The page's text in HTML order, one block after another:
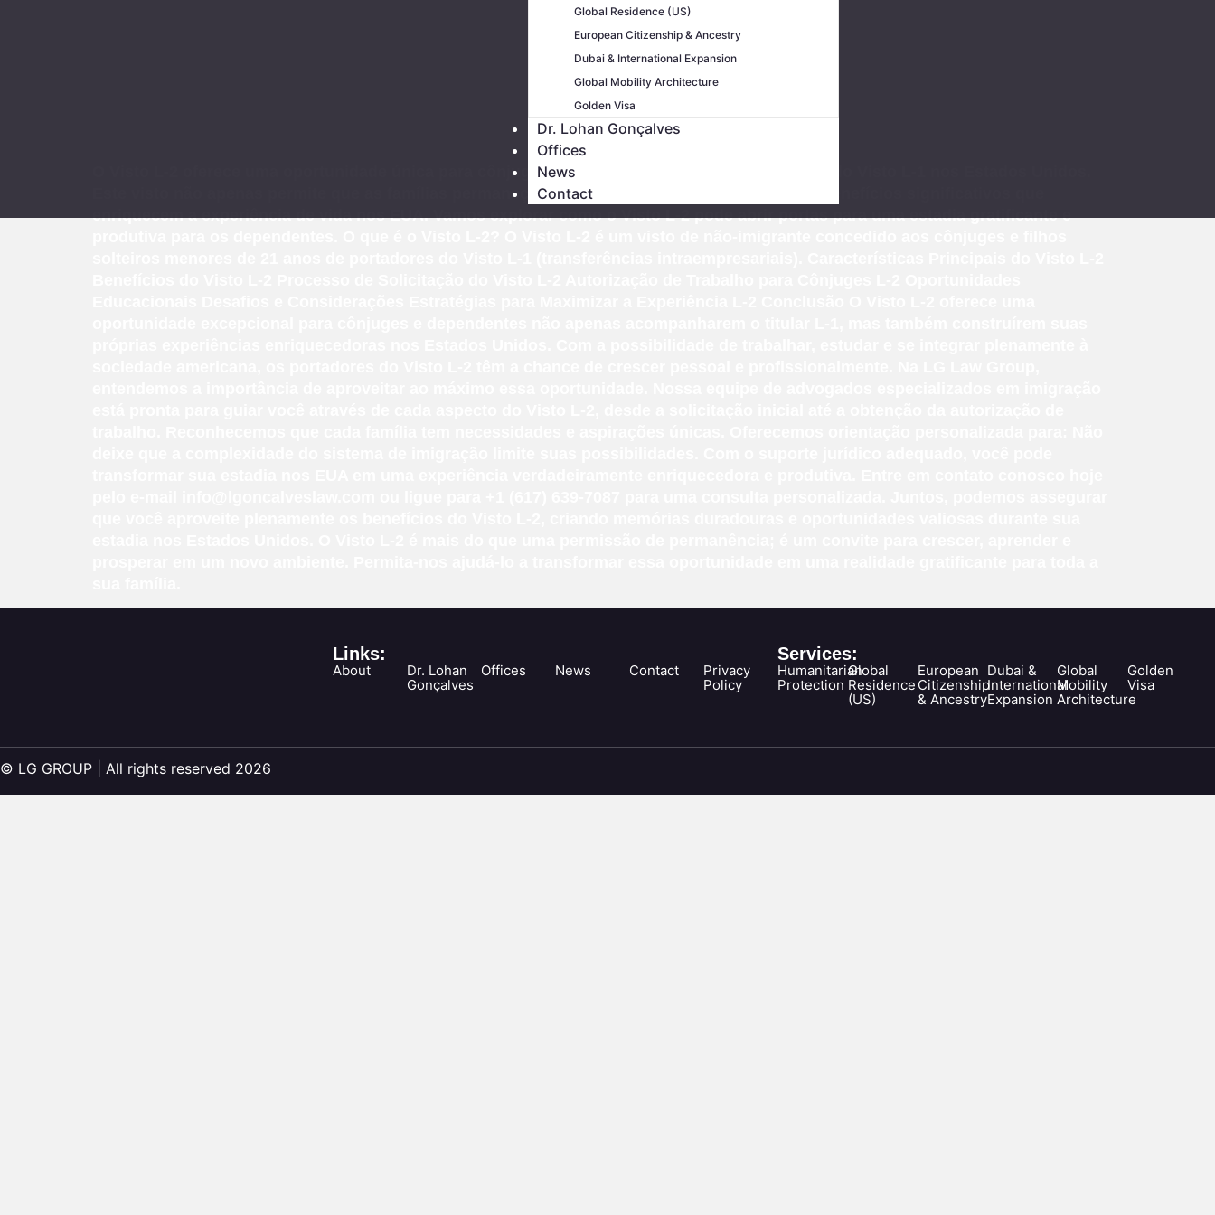
Global Residence (US)
European Citizenship & Ancestry
Dubai & International Expansion
Global Mobility Architecture
Golden Visa
Dr. Lohan Gonçalves
Offices
News
Contact
O Visto L-2 oferece uma oportunidade única para cônjuges e filhos dependentes de portadores do Visto L-1 nos Estados Unidos.
Este visto não apenas permite que as famílias permaneçam unidas, mas também proporciona benefícios significativos que
enriquecem a experiência de vida nos EUA. Vamos explorar como o Visto L-2 pode abrir portas para uma estadia gratificante e
Links:
About
Dr. Lohan
Gonçalves
Offices News Contact
Privacy
Policy
Services:
Humanitarian
Protection
Global
Residence
(US)
European
Citizenship
& Ancestry
Dubai &
International
Expansion
Global
Mobility
Architecture
Golden
Visa
© LG GROUP | All rights reserved 2026